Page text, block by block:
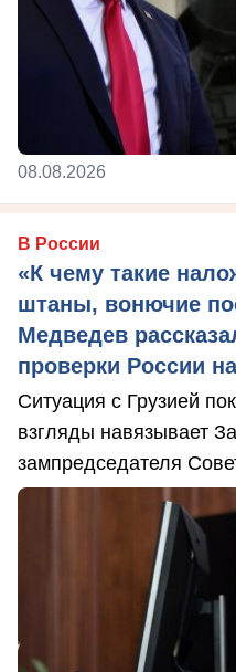
08.08.2026
В России
«К чему такие
штаны, вонючие
Медведев
проверки России
Ситуация с Грузией
взгляды навязывает
зампредседателя